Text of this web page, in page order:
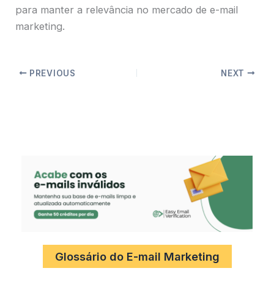
para manter a relevância no mercado de e-mail
marketing.
PREVIOUS NEXT
Glossário do E-mail Marketing